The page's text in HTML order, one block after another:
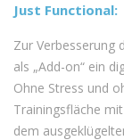
Just Functional:
Zur Verbesserung
als „Add-on“ ein
Ohne Stress und
Trainingsfläche
dem